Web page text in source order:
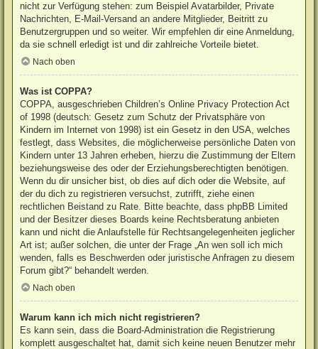
nicht zur Verfügung stehen: zum Beispiel Avatarbilder, Private
Nachrichten, E-Mail-Versand an andere Mitglieder, Beitritt zu
Benutzergruppen und so weiter. Wir empfehlen dir eine Anmeldung,
da sie schnell erledigt ist und dir zahlreiche Vorteile bietet.
Nach oben
Was ist COPPA?
COPPA, ausgeschrieben Children’s Online Privacy Protection Act
of 1998 (deutsch: Gesetz zum Schutz der Privatsphäre von
Kindern im Internet von 1998) ist ein Gesetz in den USA, welches
festlegt, dass Websites, die möglicherweise persönliche Daten von
Kindern unter 13 Jahren erheben, hierzu die Zustimmung der Eltern
beziehungsweise des oder der Erziehungsberechtigten benötigen.
Wenn du dir unsicher bist, ob dies auf dich oder die Website, auf
der du dich zu registrieren versuchst, zutrifft, ziehe einen
rechtlichen Beistand zu Rate. Bitte beachte, dass phpBB Limited
und der Besitzer dieses Boards keine Rechtsberatung anbieten
kann und nicht die Anlaufstelle für Rechtsangelegenheiten jeglicher
Art ist; außer solchen, die unter der Frage „An wen soll ich mich
wenden, falls es Beschwerden oder juristische Anfragen zu diesem
Forum gibt?“ behandelt werden.
Nach oben
Warum kann ich mich nicht registrieren?
Es kann sein, dass die Board-Administration die Registrierung
komplett ausgeschaltet hat, damit sich keine neuen Benutzer mehr